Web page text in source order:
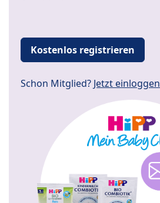
Kostenlos registrieren
Schon Mitglied? Jetzt einloggen